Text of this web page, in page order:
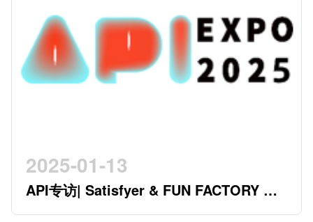
2025-01-13
API专访| Satisfyer & FUN FACTORY 开
创行业新时代的德系双星